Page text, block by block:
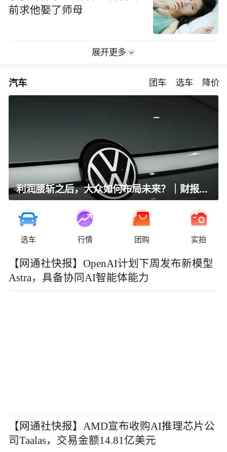
前求他娶了师母
展开更多
汽车 团车 选车 降价
利润腰斩之后，大众如何布局未来？｜财报全视角
选车 行情 团购 实拍
【网通社快报】OpenAI计划下周发布新模型
Astra，具备协同AI智能体能力
【网通社快报】AMD宣布收购AI推理芯片公
司Taalas，交易金额14.81亿美元